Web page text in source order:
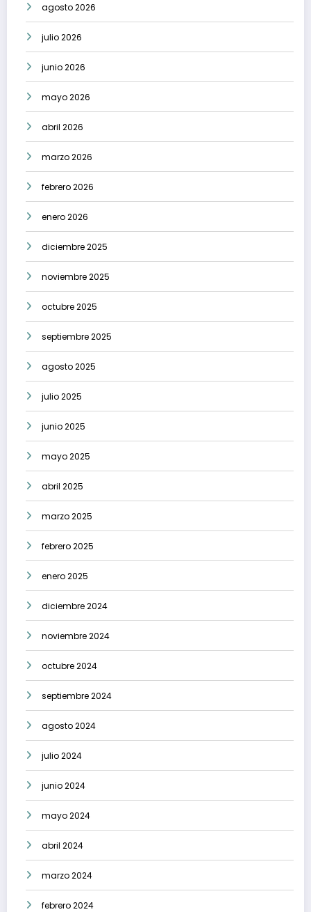
agosto 2026
julio 2026
junio 2026
mayo 2026
abril 2026
marzo 2026
febrero 2026
enero 2026
diciembre 2025
noviembre 2025
octubre 2025
septiembre 2025
agosto 2025
julio 2025
junio 2025
mayo 2025
abril 2025
marzo 2025
febrero 2025
enero 2025
diciembre 2024
noviembre 2024
octubre 2024
septiembre 2024
agosto 2024
julio 2024
junio 2024
mayo 2024
abril 2024
marzo 2024
febrero 2024